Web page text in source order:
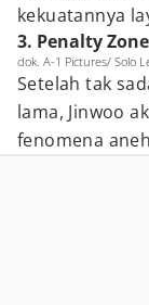
kekuatannya
3. Penalty Zone
dok. A-1 Pictures/ Solo
Setelah tak
lama, Jinwoo
fenomena